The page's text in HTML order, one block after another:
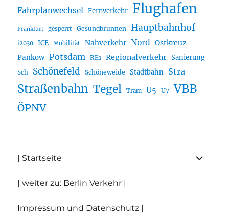
Fahrplanwechsel Fernverkehr Flughafen
Frankfurt gesperrt Gesundbrunnen Hauptbahnhof
i2030 ICE Mobilität Nahverkehr Nord Ostkreuz
Pankow Potsdam RE1 Regionalverkehr Sanierung
Sch Schönefeld Schöneweide Stadtbahn Stra
Straßenbahn Tegel Tram U5 U7 VBB
ÖPNV
| Startseite
öffnen
| weiter zu: Berlin Verkehr |
Impressum und Datenschutz |